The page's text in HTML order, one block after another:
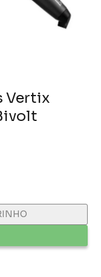
Vertix